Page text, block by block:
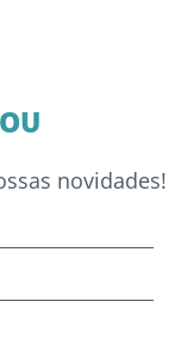
novidades!